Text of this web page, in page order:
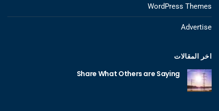
WordPress Themes
Advertise
اخر المقالات
Share What Others are Saying